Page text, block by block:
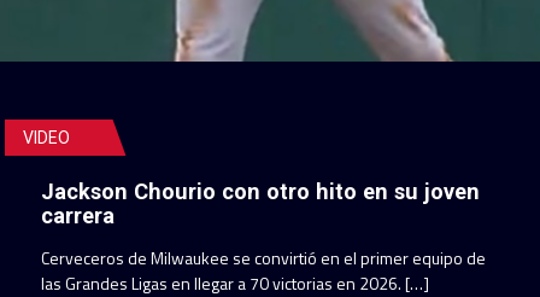
VIDEO
Jackson Chourio con otro hito en su joven
carrera
Cerveceros de Milwaukee se convirtió en el primer equipo de
las Grandes Ligas en llegar a 70 victorias en 2026. […]